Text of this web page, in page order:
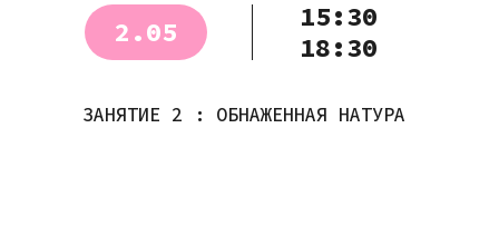
2.05
ЗАНЯТИЕ 2 : ОБНАЖЕННАЯ НАТУРА
15:30
18:30